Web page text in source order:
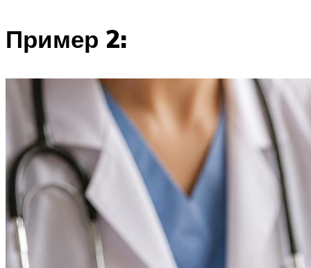
Пример 2: